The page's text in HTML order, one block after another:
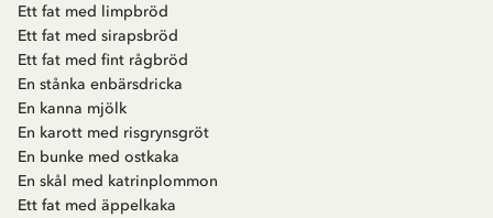
Ett fat med limpbröd
Ett fat med sirapsbröd
Ett fat med fint rågbröd
En stånka enbärsdricka
En kanna mjölk
En karott med risgrynsgröt
En bunke med ostkaka
En skål med katrinplommon
Ett fat med äppelkaka